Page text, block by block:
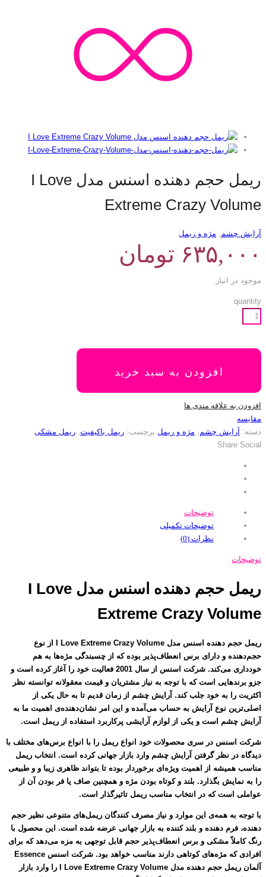
ریمل حجم دهنده اسنس مدل I Love
Extreme Crazy Volume
آرایش چشم, مژه و ریمل
۶۳۵,۰۰۰ تومان
موجود در انبار
quantity
افزودن به سبد خرید
افزودن به علاقه مندی ها
مقایسه
دسته: آرایش چشم, مژه و ریمل برچسب: ریمل باکیفیت, ریمل مشکی
Share Social
توضیحات
توضیحات تکمیلی
نظرات (0)
توضیحات
ریمل حجم دهنده اسنس مدل I Love
Extreme Crazy Volume
ریمل حجم دهنده اسنس مدل I Love Extreme Crazy Volume از نوع
حجم‌دهنده و دارای برس انعطاف‌پذیر بوده که از چسبندگی مژه‌ها به هم
خودداری می‌کند. شرکت اسنس از سال 2001 فعالیت خود را آغاز کرده است و
جزو برندهایی است که با توجه به نیاز مشتریان و قیمت معقولانه توانسته نظر
اکثریت را به خود جلب کند. آرایش چشم از زمان قدیم تا به حال یکی از
اصلی‌ترین نوع آرایش به حساب می‌آمده و این امر نشان‌دهنده‌ی اهمیت ما به
آرایش چشم است و یکی از لوازم آرایشی پرکاربرد استفاده از ریمل است.
شرکت اسنس در سری محصولات خود انواع ریمل را با انواع برس‌های مختلف با
دیدگاه در نظر گرفتن آرایش چشم وارد بازار جهانی کرده است. انتخاب ریمل
مناسب همیشه از اهمیت ویژه‌ای برخوردار بوده تا بتواند ظاهری زیبا و و طبیعی
را به نمایش بگذارد. بلند و کوتاه بودن مژه و همچنین صاف یا فر بودن آن از
عواملی است که در انتخاب مناسب ریمل تاثیرگذار است.
با توجه به همه‌ی این موارد و نیاز مصرف کنندگان ریمل‌های متنوعی نظیر حجم
دهنده، فرم دهنده و بلند کننده به بازار جهانی عرضه شده است. این محصول با
رنگ کاملاً مشکی و برس انعطاف‌پذیر حجم قابل توجهی به مزه می‌دهد که برای
افرادی که مژه‌های کوتاهی دارند مناسب خواهد بود. شرکت اسنس Essence
آلمان ریمل حجم دهنده مدل I Love Extreme Crazy Volume را وارد بازار